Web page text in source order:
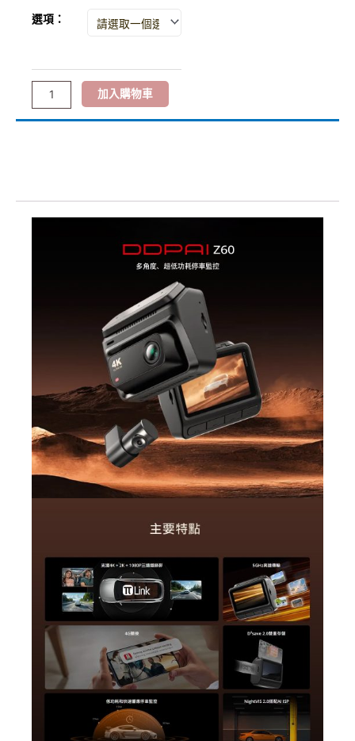
選項：
DDPAI
頭
儀
加入購物車